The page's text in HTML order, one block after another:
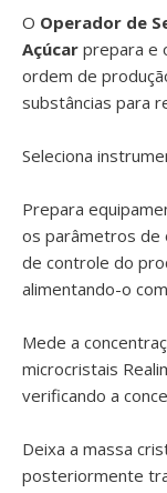
O Operador de
Açúcar prepara e
ordem de
substâncias para
Seleciona
Prepara
os parâmetros de
de controle do
alimentando-o
Mede a
microcristais
verificando a
Deixa a massa
posteriormente